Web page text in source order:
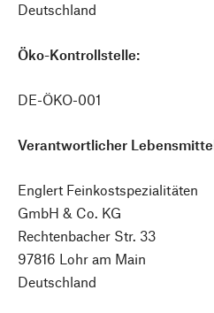
Deutschland
Öko-Kontrollstelle:
DE-ÖKO-001
Verantwortlicher
Englert Feinkostspezialitäten
GmbH & Co. KG
Rechtenbacher Str. 33
97816 Lohr am Main
Deutschland